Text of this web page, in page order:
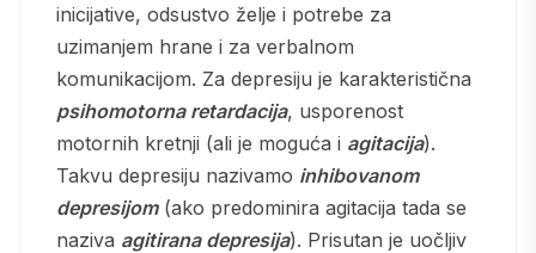
inicijative, odsustvo želje i potrebe za
uzimanjem hrane i za verbalnom
komunikacijom. Za depresiju je karakteristična
psihomotorna retardacija, usporenost
motornih kretnji (ali je moguća i agitacija).
Takvu depresiju nazivamo inhibovanom
depresijom(ako predominira agitacija tada se
naziva agitirana depresija). Prisutan je uočljiv